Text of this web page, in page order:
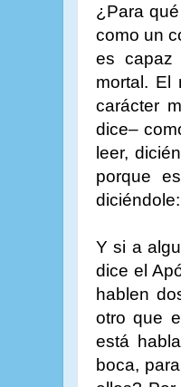
¿Para
como un
es capaz
mortal. El
carácter
dice–
leer,
porque
Y si a
dice el
hablen
otro que
está
boca,